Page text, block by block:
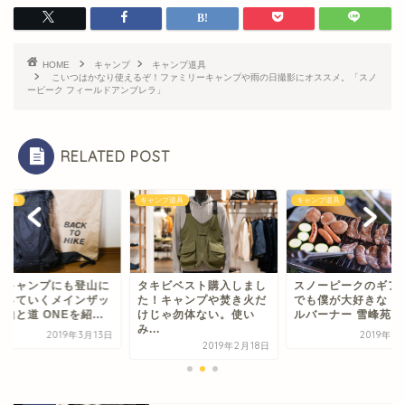
HOME キャンプ
キャンプ道具
こいつはかなり使えるぞ！ファミリーキャンプや雨の日撮影にオススメ。「スノ
ーピーク フィールドアンブレラ」
RELATED POST
プ道具
ビベスト購入しまし
キャンプや焚き火だ
ゃ勿体ない。使い
キャンプ道具
スノーピークのギアの中
でも僕が大好きな「グリ
ルバーナー 雪峰苑」を...
カメラ道具
僕がキャンプにも登
も持っていくメイン
ク。山と道 ONEを
2019年3